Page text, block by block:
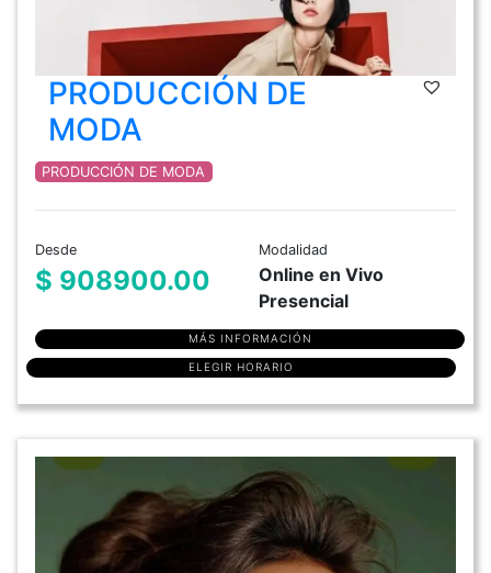
PRODUCCIÓN DE
MODA
PRODUCCIÓN DE MODA
Desde
$ 908900.00
Modalidad
Online en Vivo
Presencial
MÁS INFORMACIÓN
ELEGIR HORARIO